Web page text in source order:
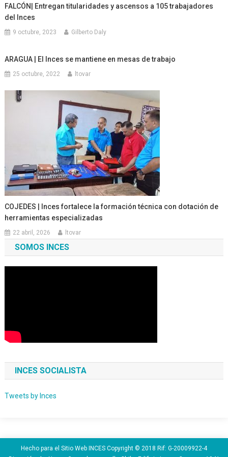
FALCÓN| Entregan titularidades y ascensos a 105 trabajadores
del Inces
9 octubre, 2023 Gilberto Daly
ARAGUA | El Inces se mantiene en mesas de trabajo
25 octubre, 2022 ltovar
COJEDES | Inces fortalece la formación técnica con dotación de
herramientas especializadas
22 abril, 2026 ltovar
SOMOS INCES
INCES SOCIALISTA
Tweets by Inces
Hecho para el Sitio Web INCES Copyright © 2018 Rif: G-20009922-4